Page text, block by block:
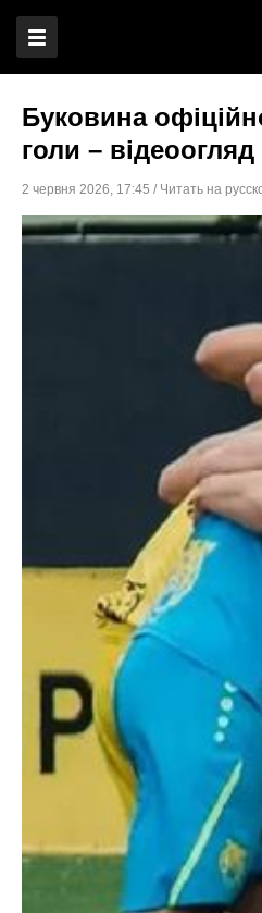
Буковина
голи – відеоогляд
2 червня 2026, 17:45 / Читать на